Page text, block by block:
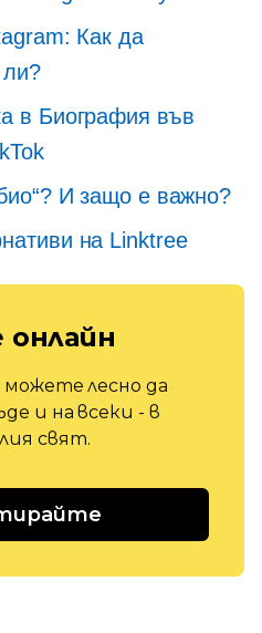
Как да
ли?
в Биография във
И защо е важно?
на Linktree
можете лесно да
и на всеки - в
свят.